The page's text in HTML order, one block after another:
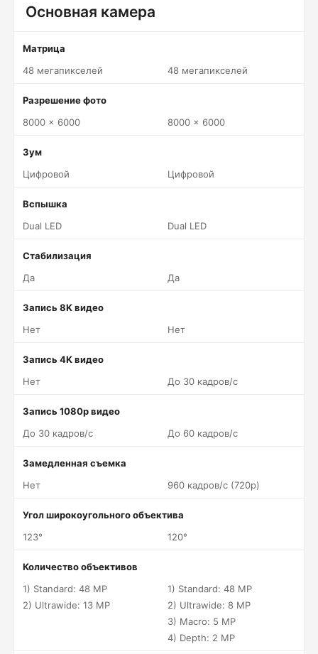
Основная камера
Матрица
48 мегапикселей
48 мегапикселей
Разрешение фото
8000 x 6000
8000 x 6000
Зум
Цифровой
Цифровой
Вспышка
Dual LED
Dual LED
Стабилизация
Да
Да
Запись 8K видео
Нет
Нет
Запись 4K видео
Нет
До 30 кадров/c
Запись 1080p видео
До 30 кадров/c
До 60 кадров/c
Замедленная съемка
Нет
960 кадров/c (720p)
Угол широкоугольного объектива
123°
120°
Количество объективов
1) Standard: 48 MP
2) Ultrawide: 13 MP
1) Standard: 48 MP
2) Ultrawide: 8 MP
3) Macro: 5 MP
4) Depth: 2 MP